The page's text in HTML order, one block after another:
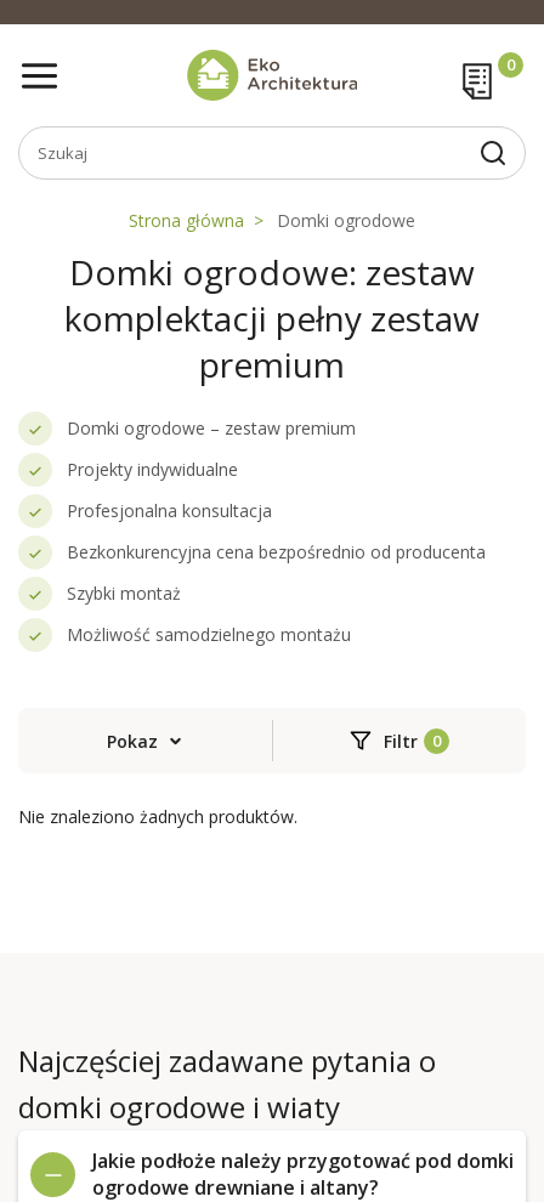
Strona główna Domki ogrodowe
Domki ogrodowe: zestaw
komplektacji pełny zestaw
premium
Domki ogrodowe – zestaw premium
Projekty indywidualne
Profesjonalna konsultacja
Bezkonkurencyjna cena bezpośrednio od producenta
Szybki montaż
Możliwość samodzielnego montażu
Pokaz Filtr
Nie znaleziono żadnych produktów.
Najczęściej zadawane pytania o
domki ogrodowe i wiaty
Jakie podłoże należy przygotować pod domki
ogrodowe drewniane i altany?